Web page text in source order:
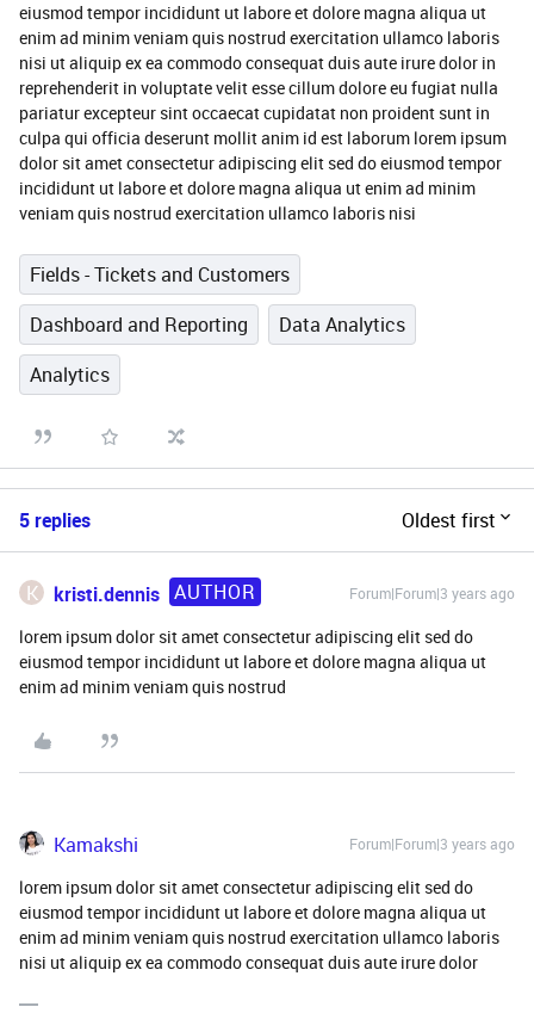
eiusmod tempor incididunt ut labore et dolore magna aliqua ut
enim ad minim veniam quis nostrud exercitation ullamco laboris
nisi ut aliquip ex ea commodo consequat duis aute irure dolor in
reprehenderit in voluptate velit esse cillum dolore eu fugiat nulla
pariatur excepteur sint occaecat cupidatat non proident sunt in
culpa qui officia deserunt mollit anim id est laborum lorem ipsum
dolor sit amet consectetur adipiscing elit sed do eiusmod tempor
incididunt ut labore et dolore magna aliqua ut enim ad minim
veniam quis nostrud exercitation ullamco laboris nisi
Fields - Tickets and Customers
Dashboard and Reporting
Data Analytics
Analytics
5 replies Oldest first
K kristi.dennis AUTHOR Forum|Forum|3 years ago
lorem ipsum dolor sit amet consectetur adipiscing elit sed do
eiusmod tempor incididunt ut labore et dolore magna aliqua ut
enim ad minim veniam quis nostrud
Kamakshi Forum|Forum|3 years ago
lorem ipsum dolor sit amet consectetur adipiscing elit sed do
eiusmod tempor incididunt ut labore et dolore magna aliqua ut
enim ad minim veniam quis nostrud exercitation ullamco laboris
nisi ut aliquip ex ea commodo consequat duis aute irure dolor